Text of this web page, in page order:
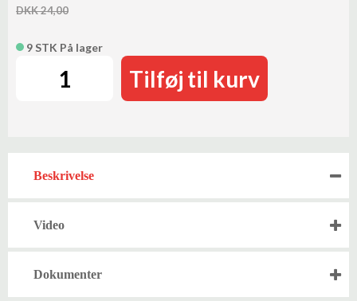
DKK 24,00
9 STK På lager
Tilføj til kurv
Beskrivelse
Video
Dokumenter